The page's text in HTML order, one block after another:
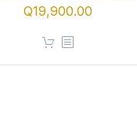
Q19,900.00